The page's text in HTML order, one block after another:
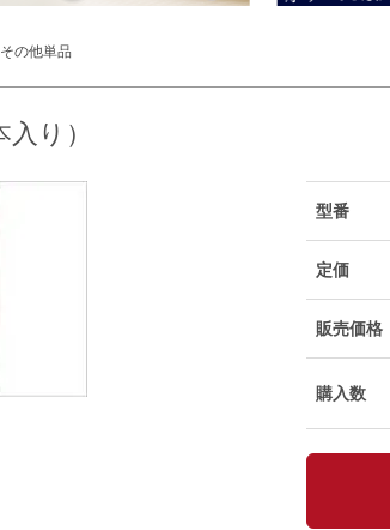
その他単品
り）
型番
定価
販売価格
購入数